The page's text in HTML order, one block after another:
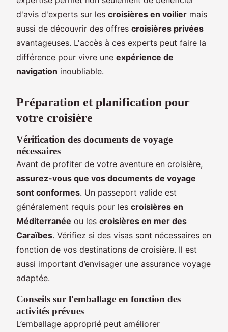
d'avis d'experts sur les croisières en voilier mais
aussi de découvrir des offres croisières privées
avantageuses. L'accès à ces experts peut faire la
différence pour vivre une expérience de
navigation inoubliable.
Préparation et planification pour
votre croisière
Vérification des documents de voyage
nécessaires
Avant de profiter de votre aventure en croisière,
assurez-vous que vos documents de voyage
sont conformes. Un passeport valide est
généralement requis pour les croisières en
Méditerranée ou les croisières en mer des
Caraïbes. Vérifiez si des visas sont nécessaires en
fonction de vos destinations de croisière. Il est
aussi important d’envisager une assurance voyage
adaptée.
Conseils sur l'emballage en fonction des
activités prévues
L’emballage approprié peut améliorer